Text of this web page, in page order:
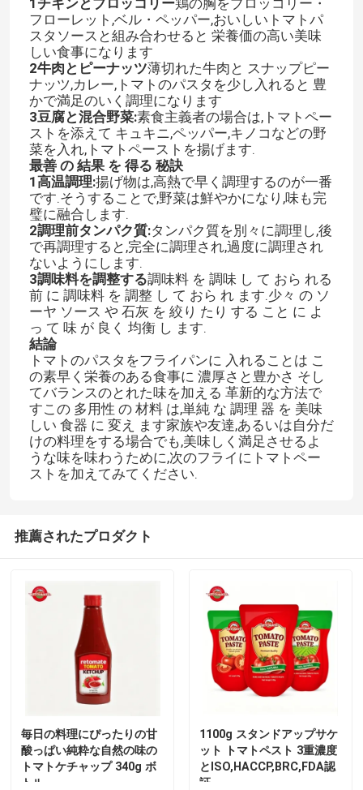
家へ
製品
ビデオ
品質管理
連絡 ください
引金 を 求め て ください
レッド トマト パスト
フローレット,ベル・ペッパー,おいしいトマトパ
スタソースと組み合わせると 栄養価の高い美味
しい食事になります
2牛肉とピーナッツ薄切れた牛肉と スナップピー
ナッツ,カレー,トマトのパスタを少し入れると 豊
かで満足のいく調理になります
3豆腐と混合野菜:素食主義者の場合は,トマトペー
ストを添えて キュキニ,ペッパー,キノコなどの野
菜を入れ,トマトペーストを揚げます.
最善 の 結果 を 得る 秘訣
1高温調理:揚げ物は,高熱で早く調理するのが一番
です.そうすることで,野菜は鮮やかになり,味も完
璧に融合します.
2調理前タンパク質:タンパク質を別々に調理し,後
で再調理すると,完全に調理され,過度に調理され
ないようにします.
3調味料を調整する調味料 を 調味 し て おら れる
前 に 調味料 を 調整 し て おら れ ます.少々 の ソ
ーヤ ソース や 石灰 を 絞り たり する こと に よ
っ て 味 が 良く 均衡 し ます.
結論
トマトのパスタをフライパンに 入れることは こ
の素早く栄養のある食事に 濃厚さと豊かさ そし
てバランスのとれた味を加える 革新的な方法で
すこの 多用性 の 材料 は,単純 な 調理 器 を 美味
しい 食器 に 変え ます家族や友達,あるいは自分だ
けの料理をする場合でも,美味しく満足させるよ
うな味を味わうために,次のフライにトマトペー
ストを加えてみてください.
推薦されたプロダクト
毎日の料理にぴったりの甘
酸っぱい純粋な自然の味の
トマトケチャップ 340g ボ
トル
1100g スタンドアップサケ
ット トマトペスト 3重濃度
とISO,HACCP,BRC,FDA認
証